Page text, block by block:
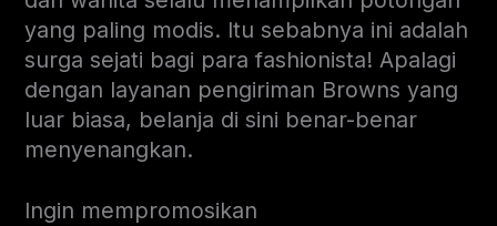
yang paling modis. Itu sebabnya ini adalah
surga sejati bagi para fashionista! Apalagi
dengan layanan pengiriman Browns yang
luar biasa, belanja di sini benar-benar
menyenangkan.
Ingin mempromosikan